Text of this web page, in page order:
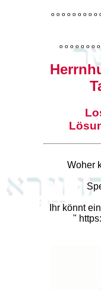
o o o o o o o o o
o o o o o o o o
Woher
Ihr könnt
"